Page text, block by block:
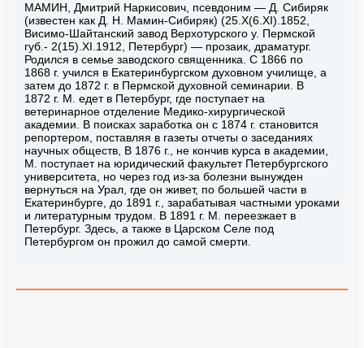
МАМИН, Дмитрий Наркисович, псевдоним — Д. Сибиряк
(известен как Д. Н. Мамин-Сибиряк) (25.Х(6.XI).1852,
Висимо-Шайтанский завод Верхотурского у. Пермской
губ.- 2(15).XI.1912, Петербург) — прозаик, драматург.
Родился в семье заводского священника. С 1866 по
1868 г. учился в Екатеринбургском духовном училище, а
затем до 1872 г. в Пермской духовной семинарии. В
1872 г. М. едет в Петербург, где поступает на
ветеринарное отделение Медико-хирургической
академии. В поисках заработка он с 1874 г. становится
репортером, поставляя в газеты отчеты о заседаниях
научных обществ, В 1876 г., не кончив курса в академии,
М. поступает на юридический факультет Петербургского
университета, но через год из-за болезни вынужден
вернуться на Урал, где он живет, по большей части в
Екатеринбурге, до 1891 г., зарабатывая частными уроками
и литературным трудом. В 1891 г. М. переезжает в
Петербург. Здесь, а также в Царском Селе под
Петербургом он прожил до самой смерти.